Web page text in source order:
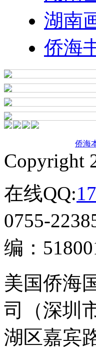
湖南
侨海
侨海
Copyright
在线QQ:
0755-
编：
美国侨海
司（深圳
湖区嘉宾